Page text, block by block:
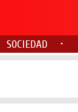
SOCIEDAD